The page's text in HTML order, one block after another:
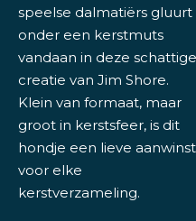
speelse dalmatiërs gluurt
onder een kerstmuts
vandaan in deze schattige
creatie van Jim Shore.
Klein van formaat, maar
groot in kerstsfeer, is dit
hondje een lieve aanwinst
voor elke
kerstverzameling.